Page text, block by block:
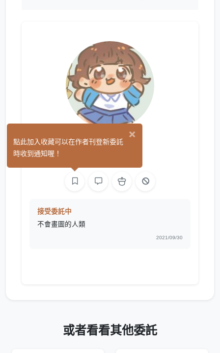
葉樁 (0)
接受委託中
不會畫圖的人類
2021/09/30
或者看看其他委託
×
點此加入收藏可以在作者刊登新委託
時收到通知喔！